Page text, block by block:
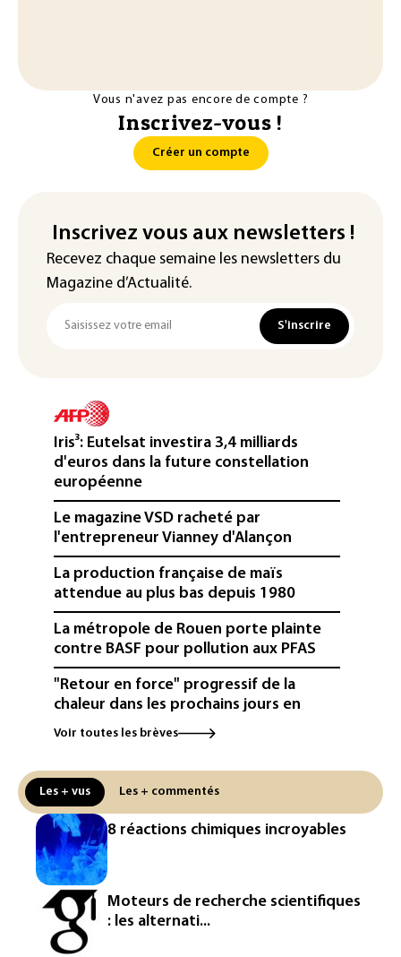
Vous n'avez pas encore de compte ?
Inscrivez-vous !
Créer un compte
Inscrivez vous aux newsletters !
Recevez chaque semaine les newsletters du
Magazine d’Actualité.
S'inscrire
Iris³: Eutelsat investira 3,4 milliards
d'euros dans la future constellation
européenne
Le magazine VSD racheté par
l'entrepreneur Vianney d'Alançon
La production française de maïs
attendue au plus bas depuis 1980
La métropole de Rouen porte plainte
contre BASF pour pollution aux PFAS
"Retour en force" progressif de la
chaleur dans les prochains jours en
France
Turquie ont signé un accord de défense
Le Sri Lanka bloque près de 100
nouveaux sites de paris en ligne non
autorisés
Petrobras: le bénéfice net double au 2e
trimestre 2026, avec la hausse des prix
du pétrole
Voir toutes les brèves
Les + vus Les + commentés
8 réactions chimiques incroyables
Moteurs de recherche scientifiques
: les alternati...